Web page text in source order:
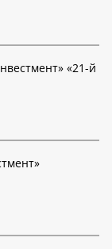
«21-й